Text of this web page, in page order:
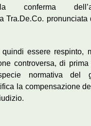
conferma
Tra.De.Co. pronunciata
essere respinto,
controversa, di prima
normativa del
la compensazione